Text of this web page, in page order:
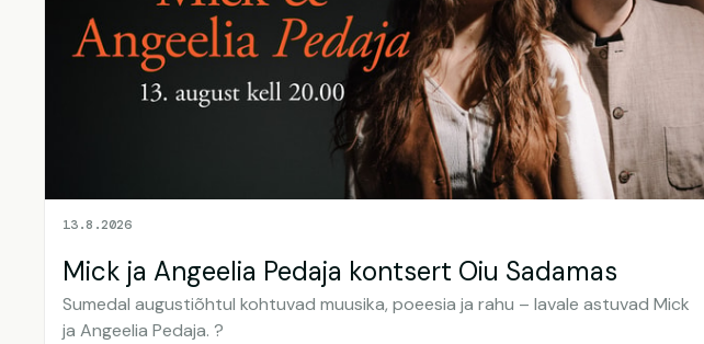
13.8.2026
Mick ja Angeelia Pedaja kontsert Oiu Sadamas
Sumedal augustiõhtul kohtuvad muusika, poeesia ja rahu – lavale astuvad Mick
ja Angeelia Pedaja. ?